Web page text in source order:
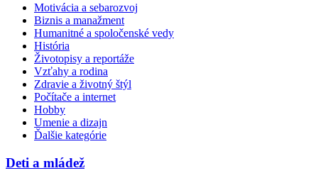
Motivácia a sebarozvoj
Biznis a manažment
Humanitné a spoločenské vedy
História
Životopisy a reportáže
Vzťahy a rodina
Zdravie a životný štýl
Počítače a internet
Hobby
Umenie a dizajn
Ďalšie kategórie
Deti a mládež